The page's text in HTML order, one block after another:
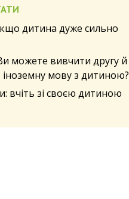
дитина дуже сильно
можете вивчити другу й
іноземну мову з дитиною?
вчіть зі своєю дитиною